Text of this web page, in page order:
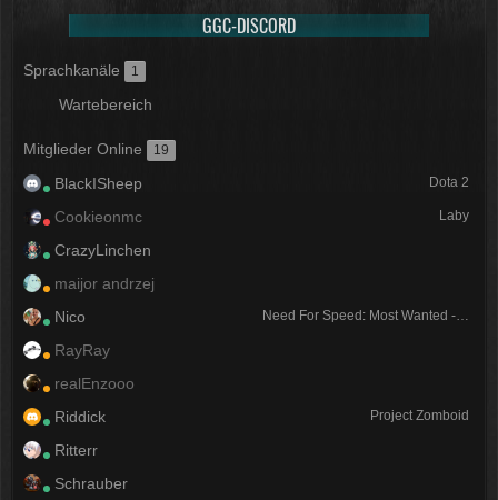
GGC-DISCORD
Sprachkanäle 1
Wartebereich
Mitglieder Online 19
BlackISheep Dota 2
Cookieonmc Laby
CrazyLinchen
maijor andrzej
Nico
Need For Speed: Most Wanted - A Criterion Game
RayRay
realEnzooo
Riddick
Project Zomboid
Ritterr
Schrauber